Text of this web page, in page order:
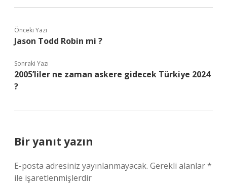
Önceki Yazı
Jason Todd Robin mi ?
Sonraki Yazı
2005’liler ne zaman askere gidecek Türkiye 2024
?
Bir yanıt yazın
E-posta adresiniz yayınlanmayacak. Gerekli alanlar*
ile işaretlenmişlerdir